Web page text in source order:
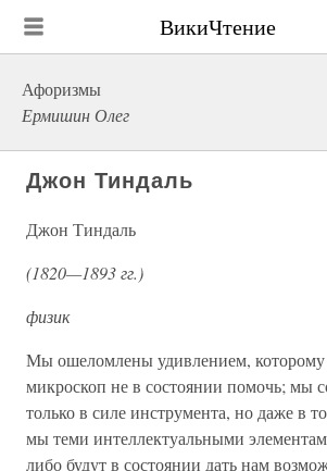
ВикиЧтение
Афоризмы
Ермишин Олег
Джон Тиндаль
Джон Тиндаль
(1820—1893 гг.)
физик
Мы ошеломлены удивлением, которому
микроскоп не в состоянии помочь; мы
только в силе инструмента, но даже в
мы теми интеллектуальными
либо будут в состоянии дать нам